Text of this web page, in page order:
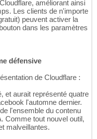
améliorant ainsi
Les clients de n'importe
peuvent activer la
dans les paramètres
défensive
de Cloudflare :
et aurait représenté quatre
l'automne dernier.
l'ensemble du contenu
Comme tout nouvel outil,
malveillantes.